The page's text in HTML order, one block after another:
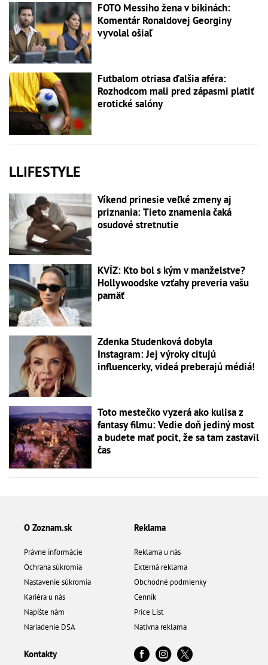
FOTO Messiho žena v bikinách:
Komentár Ronaldovej Georginy
vyvolal ošiaľ
Futbalom otriasa ďalšia aféra:
Rozhodcom mali pred zápasmi platiť
erotické salóny
LLIFESTYLE
Víkend prinesie veľké zmeny aj
priznania: Tieto znamenia čaká
osudové stretnutie
KVÍZ: Kto bol s kým v manželstve?
Hollywoodske vzťahy preveria vašu
pamäť
Zdenka Studenková dobyla
Instagram: Jej výroky citujú
influencerky, videá preberajú médiá!
Toto mestečko vyzerá ako kulisa z
fantasy filmu: Vedie doň jediný most
a budete mať pocit, že sa tam zastavil
čas
O Zoznam.sk
Právne informácie
Ochrana súkromia
Nastavenie súkromia
Kariéra u nás
Napíšte nám
Nariadenie DSA
Reklama
Reklama u nás
Externá reklama
Obchodné podmienky
Cenník
Price List
Natívna reklama
Kontakty